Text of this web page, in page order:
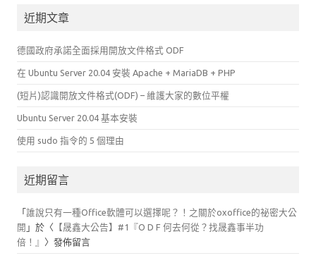
鍵近期文章
德國政府承諾全面採用開放文件格式 ODF
在 Ubuntu Server 20.04 安裝 Apache + MariaDB + PHP
(短片)認識開放文件格式(ODF) – 維護大家的數位平權
Ubuntu Server 20.04 基本安裝
使用 sudo 指令的 5 個理由
近期留言
「 誰說只有一種Office軟體可以選擇呢？！之關於oxoffice的祕密大公
開 」於〈 【晟鑫大公告】#1『O D F 何去何從？找晟鑫事半功
倍！』 〉發佈留言